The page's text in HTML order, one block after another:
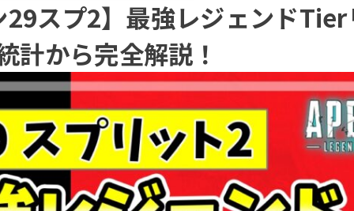
29スプ2】最強レジェンド
計から完全解説！